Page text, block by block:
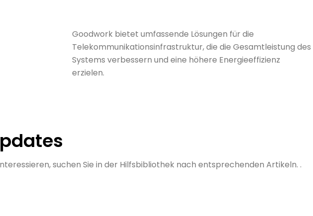
Goodwork bietet umfassende Lösungen für die
Telekommunikationsinfrastruktur, die die Gesamtleistung des
Systems verbessern und eine höhere Energieeffizienz
erzielen.
suchen Sie in der Hilfsbibliothek nach entsprechenden Artikeln. .